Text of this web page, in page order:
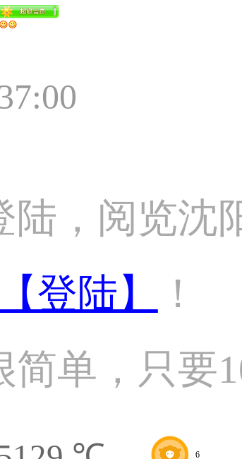
陆，阅览沈
登陆】
！
单，只要
6